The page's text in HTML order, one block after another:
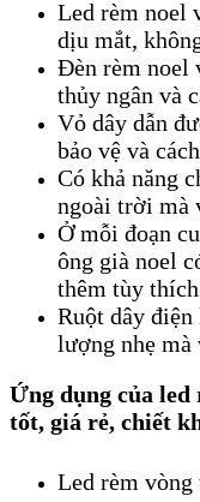
Led rèm noel
dịu mắt,
Đèn rèm noel
thủy ngân và
Vỏ dây dẫn
bảo vệ và
Có khả năng
ngoài trời mà
Ở mỗi đoạn
ông già noel
thêm tùy
Ruột dây điện
lượng nhẹ mà
​Ứng dụng của
tốt, giá rẻ, chiết
Led rèm vòng